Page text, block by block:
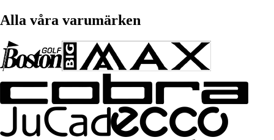
Alla våra varumärken